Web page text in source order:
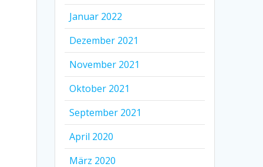
Januar 2022
Dezember 2021
November 2021
Oktober 2021
September 2021
April 2020
März 2020